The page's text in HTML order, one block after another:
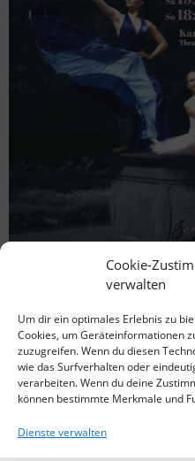
Cookie-
verwalten
Um dir ein optimales Erlebnis zu
Cookies, um Geräteinformationen
zuzugreifen. Wenn du diesen
wie das Surfverhalten oder
verarbeiten. Wenn du deine
können bestimmte Merkmale und
Dienste verwalten
„Ballets de Paris“ mit den
Donaustauf am 6.7. und
Ballettabend Ballett-Tanz-
Donaustauf Ballett
Paris im Regensburger
der Ballett-Tanz-Akademie
am 6/7. Juli […]